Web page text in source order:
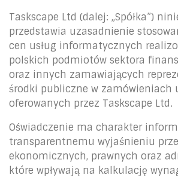
Taskscape Ltd (dalej: „Spółka”)
przedstawia uzasadnienie
cen usług informatycznych
polskich podmiotów sektora
oraz innych zamawiających
środki publiczne w zamówieniach
oferowanych przez Taskscape Ltd.
Oświadczenie ma charakter
transparentnemu wyjaśnieniu
ekonomicznych, prawnych oraz
które wpływają na kalkulację